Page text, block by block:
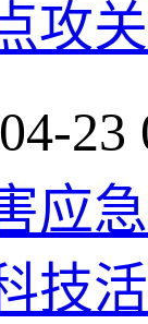
攻
04-23
应
技